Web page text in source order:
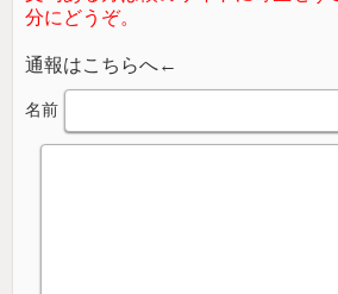
分にどうぞ。
通報はこちらへ←
名前